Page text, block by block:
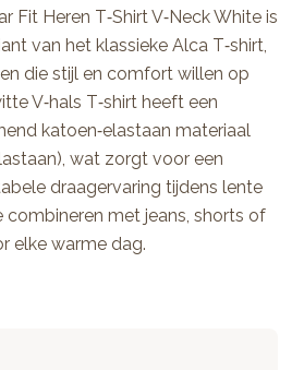
Fit Heren T‑Shirt V‑Neck White is
van het klassieke Alca T‑shirt,
die stijl en comfort willen op
V‑hals T‑shirt heeft een
katoen‑elastaan materiaal
wat zorgt voor een
draagervaring tijdens lente
combineren met jeans, shorts of
elke warme dag.